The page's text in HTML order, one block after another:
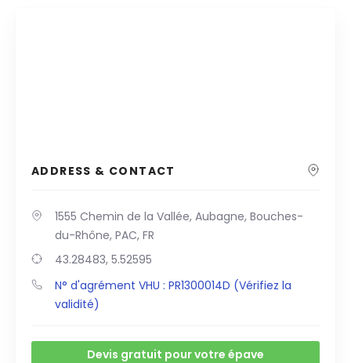
ADDRESS & CONTACT
1555 Chemin de la Vallée, Aubagne, Bouches-
du-Rhône, PAC, FR
43.28483, 5.52595
N° d'agrément VHU : PR1300014D (Vérifiez la
validité)
Devis gratuit pour votre épave